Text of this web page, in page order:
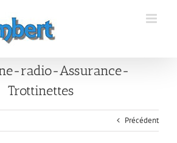
radio-Assurance-
Trottinettes
Précédent